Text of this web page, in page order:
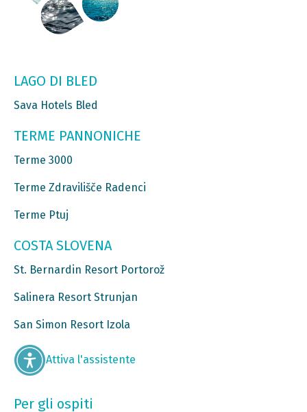
LAGO DI BLED
Sava Hotels Bled
TERME PANNONICHE
Terme 3000
Terme Zdravilišče Radenci
Terme Ptuj
COSTA SLOVENA
St. Bernardin Resort Portorož
Salinera Resort Strunjan
San Simon Resort Izola
Attiva l'assistente
Per gli ospiti